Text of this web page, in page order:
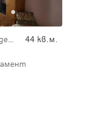
44 кв.м.